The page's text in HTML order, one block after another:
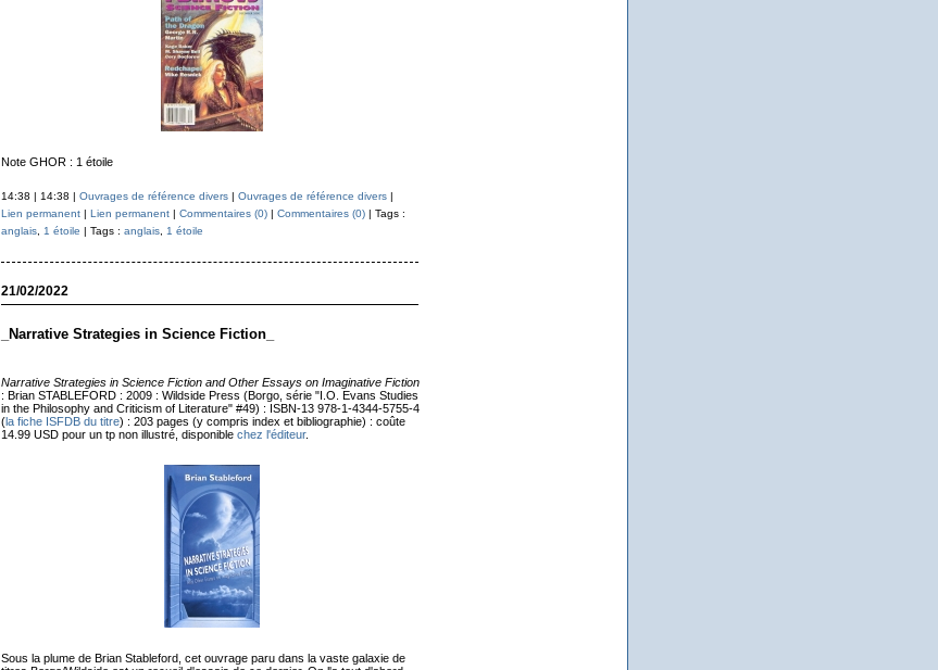
Note GHOR : 1 étoile
14:38 | 14:38 | Ouvrages de référence divers| Ouvrages de référence divers|
Lien permanent| Lien permanent| Commentaires (0)| Commentaires (0)| Tags :
anglais, 1 étoile | Tags : anglais, 1 étoile
21/02/2022
_Narrative Strategies in Science Fiction_
Narrative Strategies in Science Fiction and Other Essays on Imaginative Fiction
: Brian STABLEFORD : 2009 : Wildside Press (Borgo, série "I.O. Evans Studies
in the Philosophy and Criticism of Literature" #49) : ISBN-13 978-1-4344-5755-4
(la fiche ISFDB du titre) : 203 pages (y compris index et bibliographie) : coûte
14.99 USD pour un tp non illustré, disponible chez l'éditeur.
Sous la plume de Brian Stableford, cet ouvrage paru dans la vaste galaxie de